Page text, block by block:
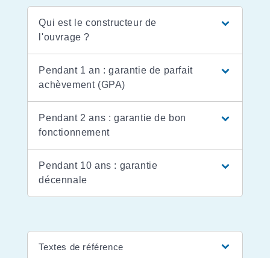
Qui est le constructeur de
l'ouvrage ?
Pendant 1 an : garantie de parfait
achèvement (GPA)
Pendant 2 ans : garantie de bon
fonctionnement
Pendant 10 ans : garantie
décennale
Textes de référence